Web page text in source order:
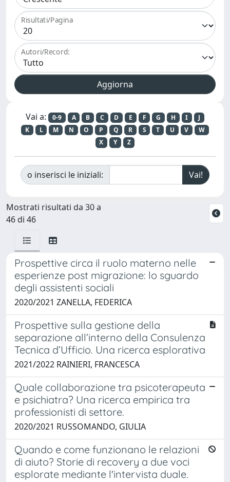
Risultati/Pagina
Autori/Record:
Vai a: 0-9 A B C D E F G H I
J
K
L M N O P Q R S T U V
W
X
Y Z
o inserisci le iniziali:
Mostrati risultati da 30 a
46 di 46
Prospettive circa il ruolo materno nelle
esperienze post migrazione: lo sguardo
degli assistenti sociali
2020/2021 ZANELLA, FEDERICA
Prospettive sulla gestione della
separazione all’interno della Consulenza
Tecnica d’Ufficio. Una ricerca esplorativa
2021/2022 RAINIERI, FRANCESCA
Quale collaborazione tra psicoterapeuta
e psichiatra? Una ricerca empirica tra
professionisti di settore.
2020/2021 RUSSOMANDO, GIULIA
Quando e come funzionano le relazioni
di aiuto? Storie di recovery a due voci
esplorate mediante l'intervista duale.